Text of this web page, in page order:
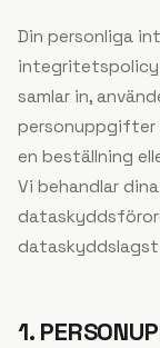
Din personliga
integritetspolicy
samlar in,
personuppgifter
en beställning
Vi behandlar
1.